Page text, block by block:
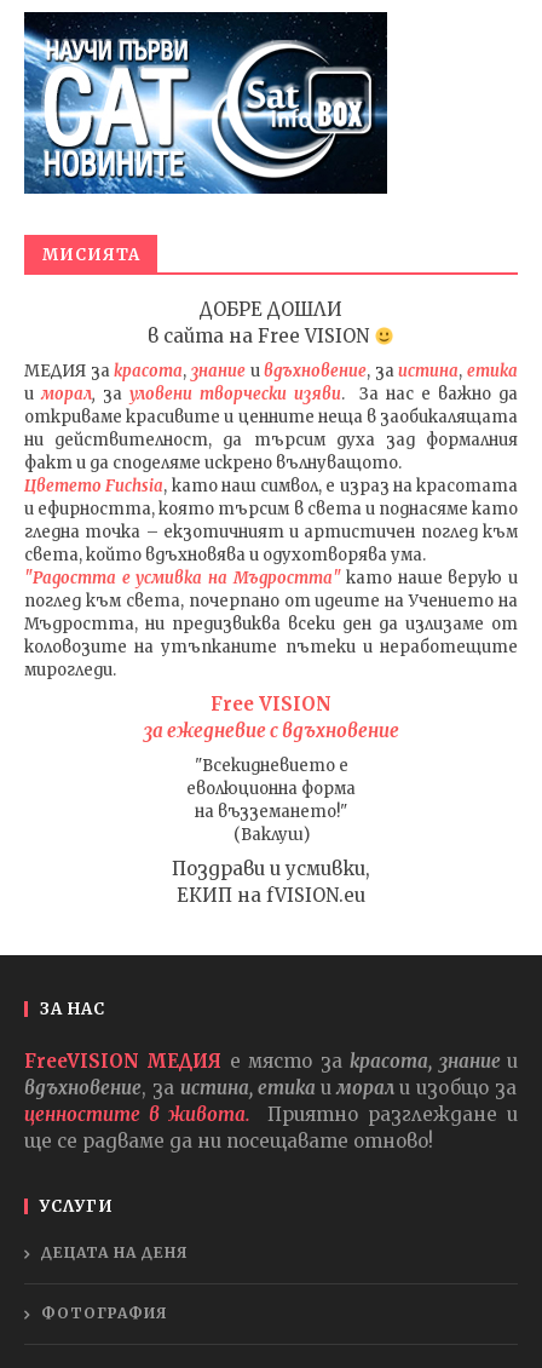
МИСИЯТА
ДОБРЕ ДОШЛИ
в сайта на Free VISION
МЕДИЯ закрасота, знаниеивдъхновение, заистина, етика
иморал, за уловени творчески изяви. За нас е важно да
откриваме красивите и ценните неща в заобикалящата
ни действителност, да търсим духа зад формалния
факт и да споделяме искрено вълнуващото.
Цветето Fuchsia, като наш символ, е израз на красотата
и ефирността, която търсим в света и поднасяме като
гледна точка – екзотичният и артистичен поглед към
света, който вдъхновява и одухотворява ума.
"Радостта е усмивка на Мъдростта"като наше верую и
поглед към света, почерпано от идеите на Учението на
Мъдростта, ни предизвиква всеки ден да излизаме от
коловозите на утъпканите пътеки и неработещите
мирогледи.
Free VISION
за ежедневие с вдъхновение
"Всекидневието е
еволюционна форма
на възземането!"
(Ваклуш)
Поздрави и усмивки,
ЕКИП на fVISION.eu
ЗА НАС
FreeVISION МЕДИЯ е място закрасота, знаниеи
вдъхновение, за истина, етика и морали изобщо за
ценностите в живота.
Приятно разглеждане и
ще се радваме да ни посещавате отново!
УСЛУГИ
ДЕЦАТА НА ДЕНЯ
ФОТОГРАФИЯ